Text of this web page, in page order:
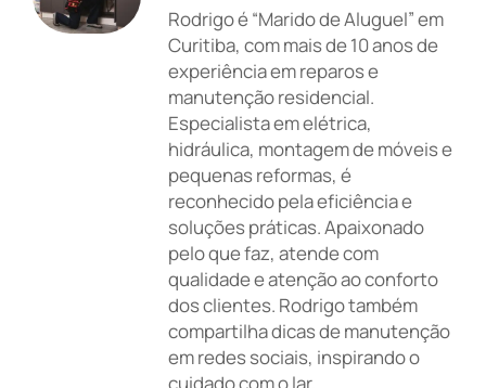
Rodrigo é “Marido de Aluguel” em
Curitiba, com mais de 10 anos de
experiência em reparos e
manutenção residencial.
Especialista em elétrica,
hidráulica, montagem de móveis e
pequenas reformas, é
reconhecido pela eficiência e
soluções práticas. Apaixonado
pelo que faz, atende com
qualidade e atenção ao conforto
dos clientes. Rodrigo também
compartilha dicas de manutenção
em redes sociais, inspirando o
cuidado com o lar.